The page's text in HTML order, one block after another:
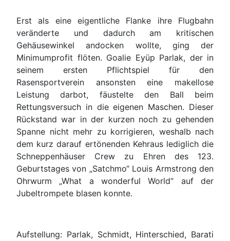
Erst als eine eigentliche Flanke ihre Flugbahn
veränderte und dadurch am kritischen
Gehäusewinkel andocken wollte, ging der
Minimumprofit flöten. Goalie Eyüp Parlak, der in
seinem ersten Pflichtspiel für den
Rasensportverein ansonsten eine makellose
Leistung darbot, fäustelte den Ball beim
Rettungsversuch in die eigenen Maschen. Dieser
Rückstand war in der kurzen noch zu gehenden
Spanne nicht mehr zu korrigieren, weshalb nach
dem kurz darauf ertönenden Kehraus lediglich die
Schneppenhäuser Crew zu Ehren des 123.
Geburtstages von „Satchmo“ Louis Armstrong den
Ohrwurm „What a wonderful World“ auf der
Jubeltrompete blasen konnte.
Aufstellung: Parlak, Schmidt, Hinterschied, Barati